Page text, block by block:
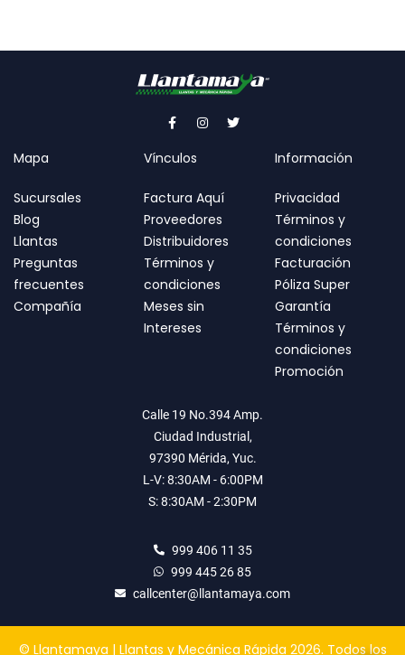
Mapa
Sucursales
Blog
Llantas
Preguntas
frecuentes
Compañía
Vínculos
Factura Aquí
Proveedores
Distribuidores
Términos y
condiciones
Meses sin
Intereses
Información
Privacidad
Términos y
condiciones
Facturación
Póliza Super
Garantía
Términos y
condiciones
Promoción
Calle 19 No.394 Amp.
Ciudad Industrial,
97390 Mérida, Yuc.
L-V: 8:30AM - 6:00PM
S: 8:30AM - 2:30PM
999 406 11 35
999 445 26 85
callcenter@llantamaya.com
© Llantamaya | Llantas y Mecánica Rápida 2026. Todos los